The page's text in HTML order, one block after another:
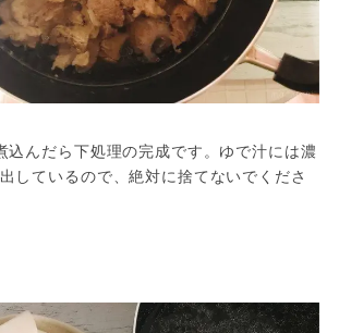
込んだら下処理の完成です。ゆで汁には濃
しているので、絶対に捨てないでくださ